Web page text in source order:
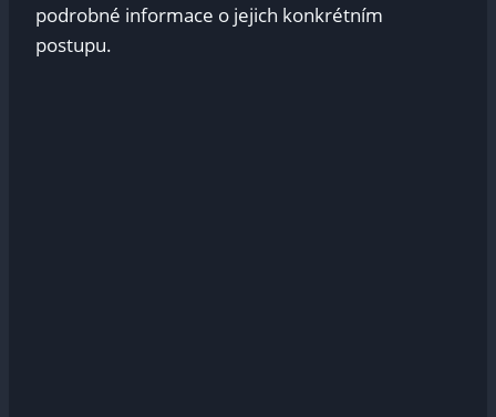
podrobné informace o jejich konkrétním
postupu.